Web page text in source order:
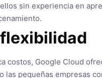
sin experiencia en
costos, Google Cloud
las pequeñas empresas